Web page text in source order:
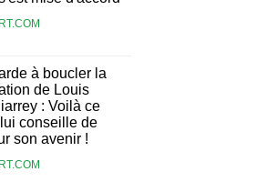
à boucler la
de Louis
: Voilà ce
conseille de
son avenir !